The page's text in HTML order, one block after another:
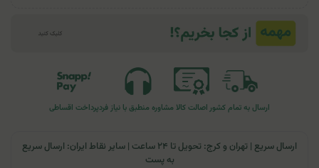
ارسال به تمام کشوراصالت کالا مشاوره منطبق با نیاز فردپرداخت اقساطی
ارسال سریع | تهران و کرج: تحویل تا ۲۴ ساعت | سایر نقاط ایران: ارسال سریع
به پست